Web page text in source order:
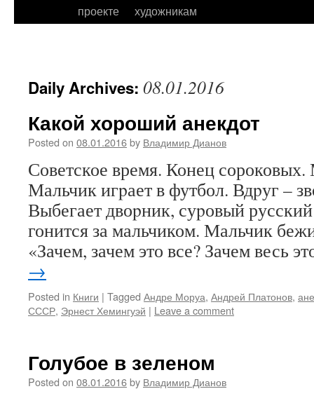
проекте
художникам
Daily Archives: 08.01.2016
Какой хороший анекдот
Posted on 08.01.2016by Владимир Дианов
Советское время. Конец
Мальчик игpает в футбол. Вдpуг –
Выбегает двоpник, суpовый
гонится за мальчиком. Мальчик
«Зачем, зачем это все? Зачем весь
→
Posted in Книги | Tagged Андре Моруа, Андрей Платонов,
СССР, Эрнест Хемингуэй | Leave a comment
Голубое в зеленом
Posted on 08.01.2016by Владимир Дианов